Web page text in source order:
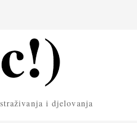
i djelovanja